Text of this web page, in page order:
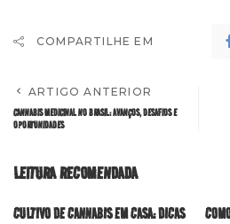
COMPARTILHE EM
ARTIGO ANTERIOR
CANNABIS MEDICINAL NO BRASIL: AVANÇOS, DESAFIOS E
OPORTUNIDADES
LEITURA RECOMENDADA
CULTIVO DE CANNABIS EM CASA: DICAS